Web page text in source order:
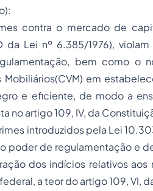
contra o mercado de
da Lei nº 6.385/1976),
bem como o
Mobiliários(CVM) em
e eficiente, de modo a
no artigo 109, IV, da
introduzidos pela Lei
poder de regulamentação e
dos indícios relativos
a teor do artigo 109, VI,